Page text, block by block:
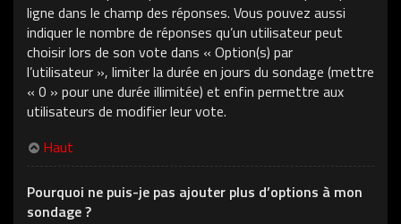
ligne dans le champ des réponses. Vous pouvez aussi
indiquer le nombre de réponses qu’un utilisateur peut
choisir lors de son vote dans « Option(s) par
l’utilisateur », limiter la durée en jours du sondage (mettre
« 0 » pour une durée illimitée) et enfin permettre aux
utilisateurs de modifier leur vote.
Haut
Pourquoi ne puis-je pas ajouter plus d’options à mon
sondage ?